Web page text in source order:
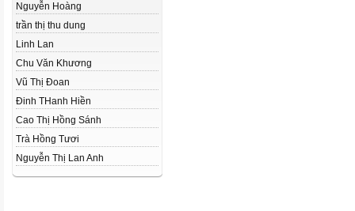
Nguyễn Hoàng
trần thị thu dung
Linh Lan
Chu Văn Khương
Vũ Thị Đoan
Đinh THanh Hiền
Cao Thị Hồng Sánh
Trà Hồng Tươi
Nguyễn Thị Lan Anh